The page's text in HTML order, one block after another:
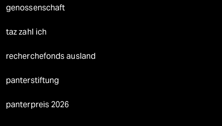
genossenschaft
taz zahl ich
recherchefonds ausland
panterstiftung
panterpreis 2026